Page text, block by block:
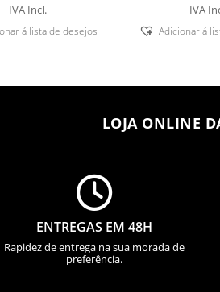
IVA Incl.
á lista de desejos
IVA
Adicionar á
LOJA ONLINE

ENTREGAS EM 48H
Rapidez de entrega na sua morada de
preferência.